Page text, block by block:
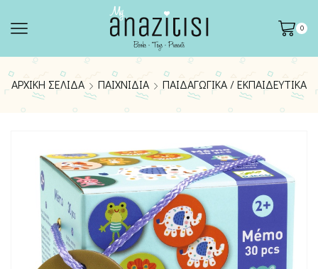
0
ΑΡΧΙΚΉ ΣΕΛΊΔΑ ΠΑΙΧΝΊΔΙΑ ΠΑΙΔΑΓΩΓΙΚΆ / ΕΚΠΑΙΔΕΥΤΙΚΆ